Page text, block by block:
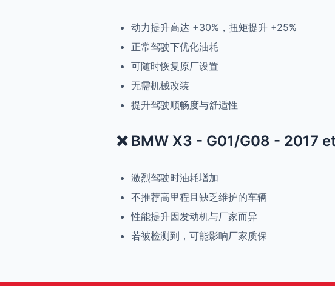
动力提升高达 +30%，扭矩提升 +25%
正常驾驶下优化油耗
可随时恢复原厂设置
无需机械改装
提升驾驶顺畅度与舒适性
❌ BMW X3 - G01/G08 - 2017
激烈驾驶时油耗增加
不推荐高里程且缺乏维护的车辆
性能提升因发动机与厂家而异
若被检测到，可能影响厂家质保